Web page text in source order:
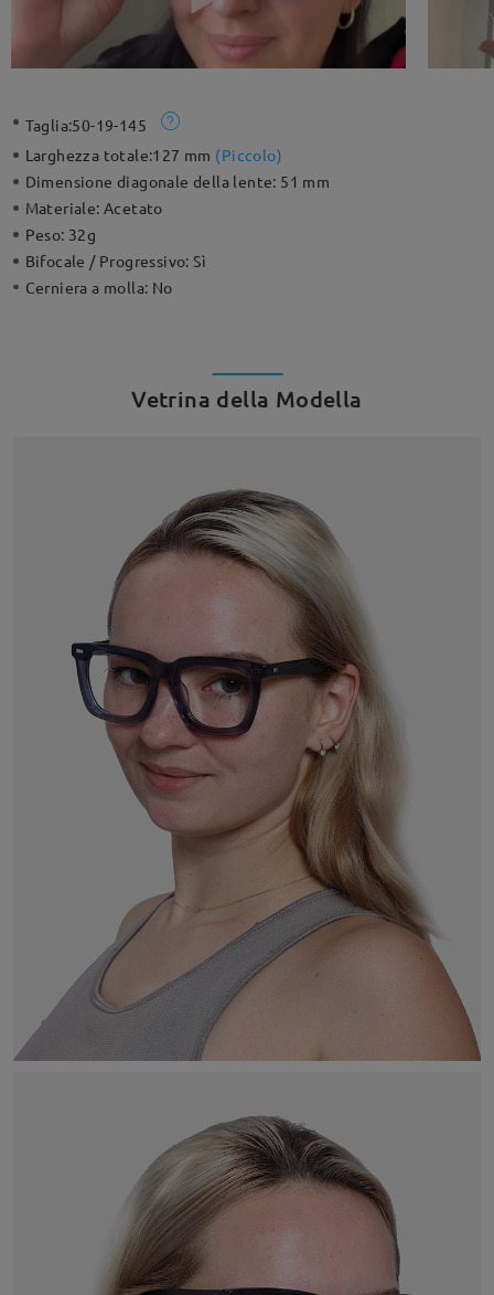
Taglia:50-19-145
Larghezza totale:127 mm (Piccolo)
Dimensione diagonale della lente: 51 mm
Materiale:Acetato
Peso: 32g
Bifocale / Progressivo:Sì
Cerniera a molla: No
Vetrina della Modella